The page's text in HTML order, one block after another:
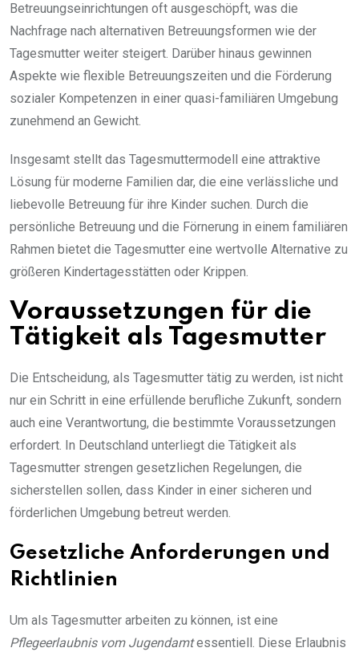
Betreuungseinrichtungen oft ausgeschöpft, was die
Nachfrage nach alternativen Betreuungsformen wie der
Tagesmutter weiter steigert. Darüber hinaus gewinnen
Aspekte wie flexible Betreuungszeiten und die Förderung
sozialer Kompetenzen in einer quasi-familiären Umgebung
zunehmend an Gewicht.
Insgesamt stellt das Tagesmuttermodell eine attraktive
Lösung für moderne Familien dar, die eine verlässliche und
liebevolle Betreuung für ihre Kinder suchen. Durch die
persönliche Betreuung und die Förnerung in einem familiären
Rahmen bietet die Tagesmutter eine wertvolle Alternative zu
größeren Kindertagesstätten oder Krippen.
Voraussetzungen für die
Tätigkeit als Tagesmutter
Die Entscheidung, als Tagesmutter tätig zu werden, ist nicht
nur ein Schritt in eine erfüllende berufliche Zukunft, sondern
auch eine Verantwortung, die bestimmte Voraussetzungen
erfordert. In Deutschland unterliegt die Tätigkeit als
Tagesmutter strengen gesetzlichen Regelungen, die
sicherstellen sollen, dass Kinder in einer sicheren und
förderlichen Umgebung betreut werden.
Gesetzliche Anforderungen und
Richtlinien
Um als Tagesmutter arbeiten zu können, ist eine
Pflegeerlaubnis vom Jugendamtessentiell. Diese Erlaubnis